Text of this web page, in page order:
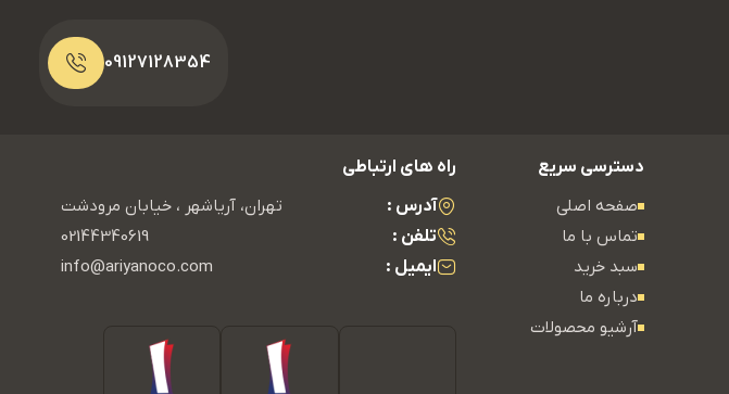
09127128354
دسترسی سریع
صفحه اصلی
تماس با ما
سبد خرید
درباره ما
آرشیو محصولات
راه های ارتباطی
آدرس :
تهران، آریاشهر ، خیابان مرودشت
تلفن :
02144340619
ایمیل :
info@ariyanoco.com